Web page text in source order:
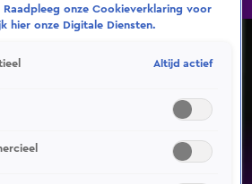
Shop
Raadpleeg onze Cookieverklaring voor
hier onze Digitale Diensten.
Altijd actief